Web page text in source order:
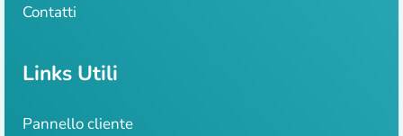
Contatti
Links Utili
Pannello cliente